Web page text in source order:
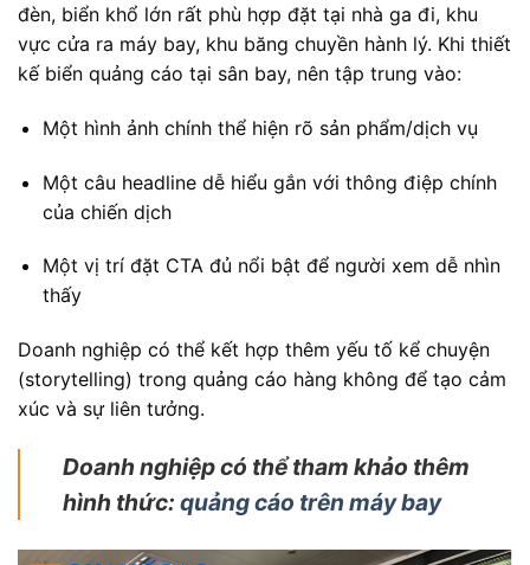
đèn, biển khổ lớn rất phù hợp đặt tại nhà ga đi, khu
vực cửa ra máy bay, khu băng chuyền hành lý. Khi thiết
kế biển quảng cáo tại sân bay, nên tập trung vào:
Một hình ảnh chính thể hiện rõ sản phẩm/dịch vụ
Một câu headline dễ hiểu gắn với thông điệp chính
của chiến dịch
Một vị trí đặt CTA đủ nổi bật để người xem dễ nhìn
thấy
Doanh nghiệp có thể kết hợp thêm yếu tố kể chuyện
(storytelling) trong quảng cáo hàng không để tạo cảm
xúc và sự liên tưởng.
Doanh nghiệp có thể tham khảo thêm
hình thức: quảng cáo trên máy bay